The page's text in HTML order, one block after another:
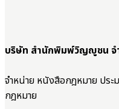
บริษัท สำนักพิมพ์วิญญูชน จ
จำหน่าย หนังสือกฎหมาย ประ
กฎหมาย